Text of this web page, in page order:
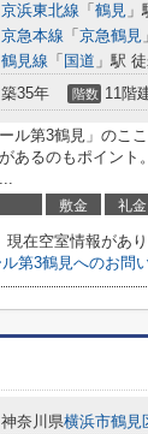
京浜東北線 「 鶴見
京急本線 「 京急鶴見
鶴見線 「 国道 」駅
築35年 階数 11階
ール第3鶴見」のこ
あるのもポイント
敷金 礼金
現在空室情報があり
第3鶴見へのお問
神奈川県横浜市鶴見